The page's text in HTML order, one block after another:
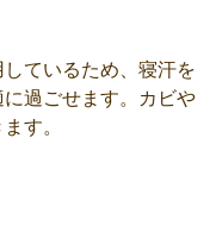
ているため、寝汗を
過ごせます。カビや
す。